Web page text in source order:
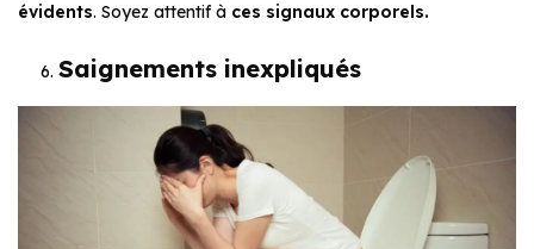
évidents. Soyez attentif à ces signaux corporels.
Saignements inexpliqués